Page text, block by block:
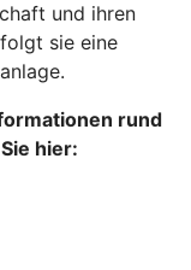
und ihren
sie eine
rund
hier: